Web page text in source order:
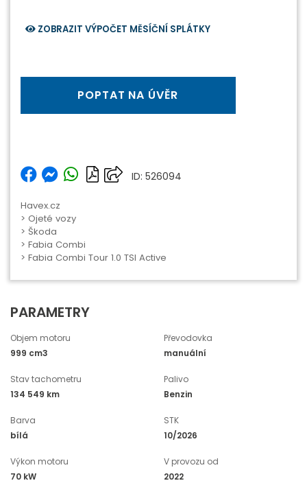
ZOBRAZIT VÝPOČET MĚSÍČNÍ SPLÁTKY
POPTAT NA ÚVĚR
ID: 526094
Havex.cz
> Ojeté vozy
> Škoda
> Fabia Combi
> Fabia Combi Tour 1.0 TSI Active
PARAMETRY
Objem motoru
999 cm3
Převodovka
manuální
Stav tachometru
134 549 km
Palivo
Benzin
Barva
bílá
STK
10/2026
Výkon motoru
70 kW
V provozu od
2022